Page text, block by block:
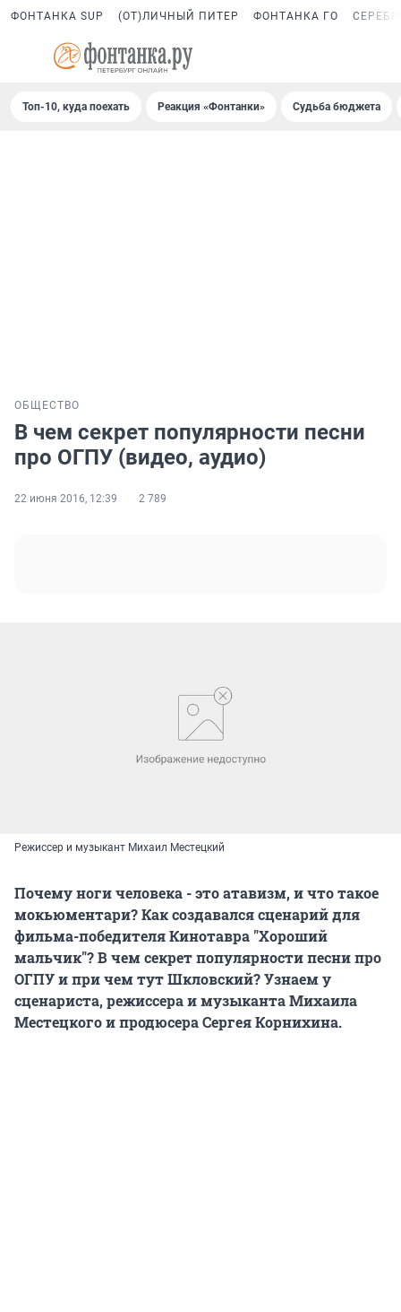
ФОНТАНКА SUP (ОТ)ЛИЧНЫЙ ПИТЕР ФОНТАНКА ГО
Топ-10, куда поехать Реакция «Фонтанки» Судьба бюджета
ОБЩЕСТВО
В чем секрет популярности песни
про ОГПУ (видео, аудио)
22 июня 2016, 12:39 2 789
Режиссер и музыкант Михаил Местецкий
Почему ноги человека - это атавизм, и что такое
мокьюментари? Как создавался сценарий для
фильма-победителя Кинотавра "Хороший
мальчик"? В чем секрет популярности песни про
ОГПУ и при чем тут Шкловский? Узнаем у
сценариста, режиссера и музыканта Михаила
Местецкого и продюсера Сергея Корнихина.